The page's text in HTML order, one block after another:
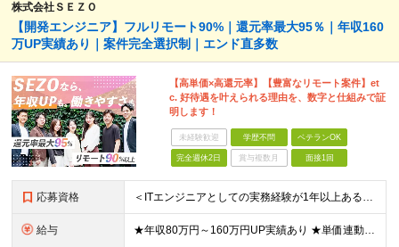
株式会社ＳＥＺＯ
【開発エンジニア】フルリモート90%｜還元率最大95％｜年収160
万UP実績あり｜案件完全選択制｜エンド直多数
【高単価×高還元率】【豊富なリモート案件】et
c. 好待遇を叶えられる理由を、数字と仕組みで証
明します！
未経験歓迎 学歴不問 ベテランOK
完全週休2日 賞与複数月 面接1回
応募資格 ＜ITエンジニアとしての実務経験が1年以上ある方を募集！＞ ◆何らかの開発経験1年以上をお持ちの方（言語不問） ◆既卒・ブランクもOK ◆学歴不問 ◆転職回数は一切問いません ◎リモート／出社の頻度
給与 ★年収80万円～160万円UP実績あり ★単価連動型×高還元率で年収UP ▼月給40万円～125万円＋各種手当 ┗想定年収：400万円～1500万円 ※固定残業代（30時間分／7万6000円～）を含